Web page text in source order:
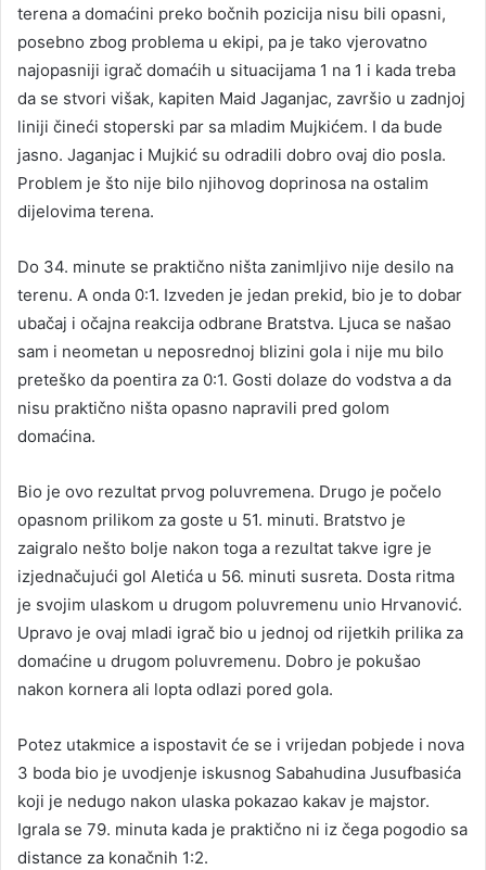
terena a domaćini preko bočnih pozicija nisu bili opasni,
posebno zbog problema u ekipi, pa je tako vjerovatno
najopasniji igrač domaćih u situacijama 1 na 1 i kada treba
da se stvori višak, kapiten Maid Jaganjac, završio u zadnjoj
liniji čineći stoperski par sa mladim Mujkićem. I da bude
jasno. Jaganjac i Mujkić su odradili dobro ovaj dio posla.
Problem je što nije bilo njihovog doprinosa na ostalim
dijelovima terena.
Do 34. minute se praktično ništa zanimljivo nije desilo na
terenu. A onda 0:1. Izveden je jedan prekid, bio je to dobar
ubačaj i očajna reakcija odbrane Bratstva. Ljuca se našao
sam i neometan u neposrednoj blizini gola i nije mu bilo
preteško da poentira za 0:1. Gosti dolaze do vodstva a da
nisu praktično ništa opasno napravili pred golom
domaćina.
Bio je ovo rezultat prvog poluvremena. Drugo je počelo
opasnom prilikom za goste u 51. minuti. Bratstvo je
zaigralo nešto bolje nakon toga a rezultat takve igre je
izjednačujući gol Aletića u 56. minuti susreta. Dosta ritma
je svojim ulaskom u drugom poluvremenu unio Hrvanović.
Upravo je ovaj mladi igrač bio u jednoj od rijetkih prilika za
domaćine u drugom poluvremenu. Dobro je pokušao
nakon kornera ali lopta odlazi pored gola.
Potez utakmice a ispostavit će se i vrijedan pobjede i nova
3 boda bio je uvodjenje iskusnog Sabahudina Jusufbasića
koji je nedugo nakon ulaska pokazao kakav je majstor.
Igrala se 79. minuta kada je praktično ni iz čega pogodio sa
distance za konačnih 1:2.